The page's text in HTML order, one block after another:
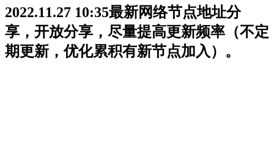
2022.11.27 10:35最新网络节点地址分
享，开放分享，尽量提高更新频率（不定
期更新，优化累积有新节点加入）。